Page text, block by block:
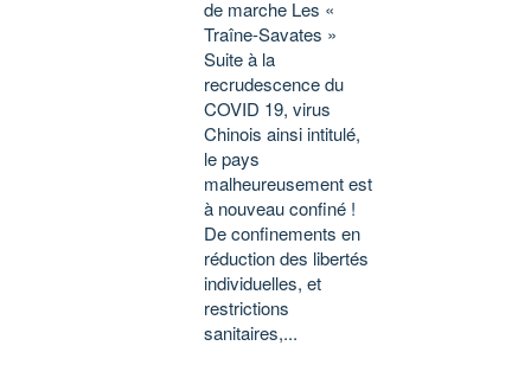
de marche Les «
Traîne-Savates »
Suite à la
recrudescence du
COVID 19, virus
Chinois ainsi intitulé,
le pays
malheureusement est
à nouveau confiné !
De confinements en
réduction des libertés
individuelles, et
restrictions
sanitaires,...